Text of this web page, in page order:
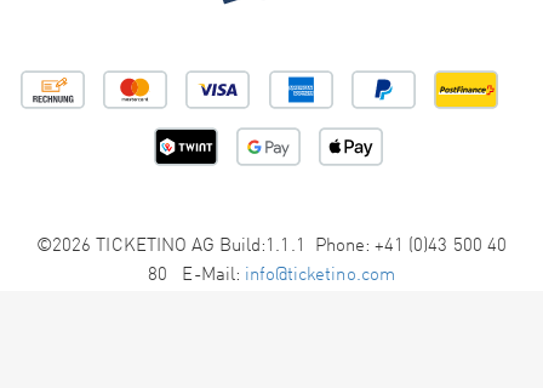
©2026 TICKETINO AG Build:1.1.1 Phone: +41 (0)43 500 40
80 E-Mail: info@ticketino.com